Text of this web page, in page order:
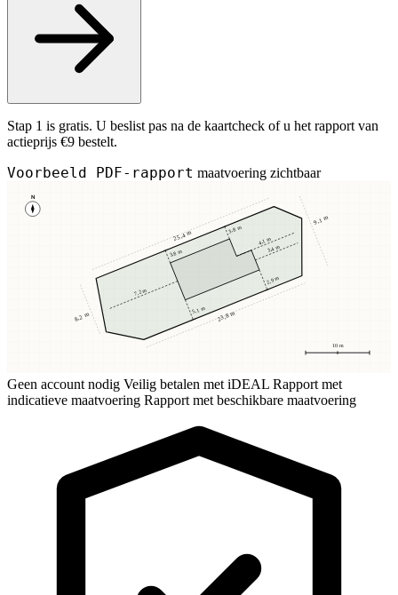
Stap 1 is gratis. U beslist pas na de kaartcheck of u het rapport van
actieprijs €9 bestelt.
Voorbeeld PDF-rapport maatvoering zichtbaar
N
10 m
3,8 m
3,8 m
5,1 m
2,9 m
7,2 m
3,4 m
4,1 m
25,4 m
23,8 m
8,2 m
9,1 m
Geen account nodig Veilig betalen met iDEAL Rapport met
indicatieve maatvoering Rapport met beschikbare maatvoering